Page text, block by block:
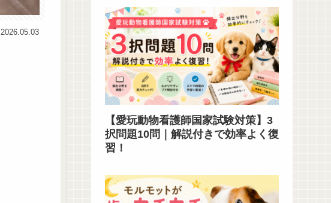
2026.05.03
【愛玩動物看護師国家試験対策】3
択問題10問｜解説付きで効率よく復
習！